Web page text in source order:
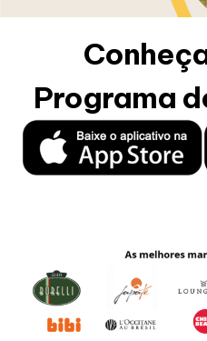
Entretenimento
Cinema
Lojas e Restaurantes
Programa